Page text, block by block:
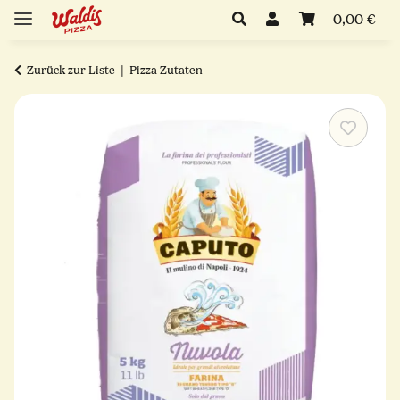
0,00 €
Zurück zur Liste Pizza Zutaten